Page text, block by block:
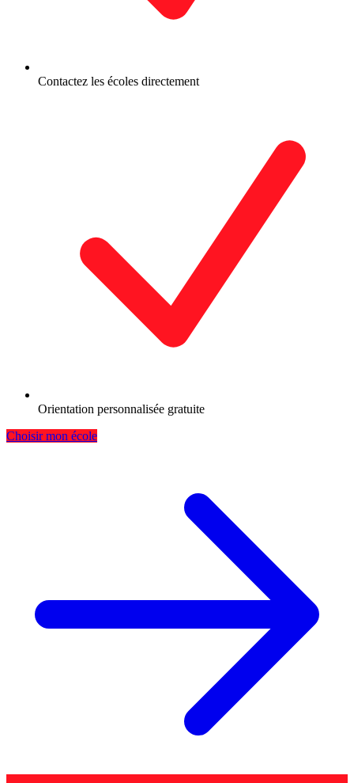
Contactez les écoles directement
Orientation personnalisée gratuite
Choisir mon école